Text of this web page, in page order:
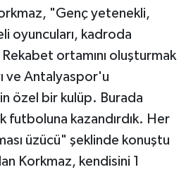
"Genç yetenekli,
oyuncuları, kadroda
ortamını oluşturmak
ve Antalyaspor'u
özel bir kulüp. Burada
futboluna kazandırdık. Her
üzücü" şeklinde konuştu
Korkmaz, kendisini 1